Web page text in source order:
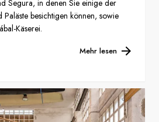
Segura, in denen Sie einige der
Paläste besichtigen können, sowie
Käserei.
Mehr lesen